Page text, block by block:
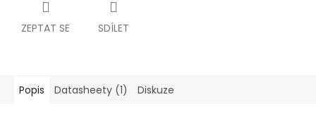
ZEPTAT SE SDÍLET
Popis Datasheety (1) Diskuze